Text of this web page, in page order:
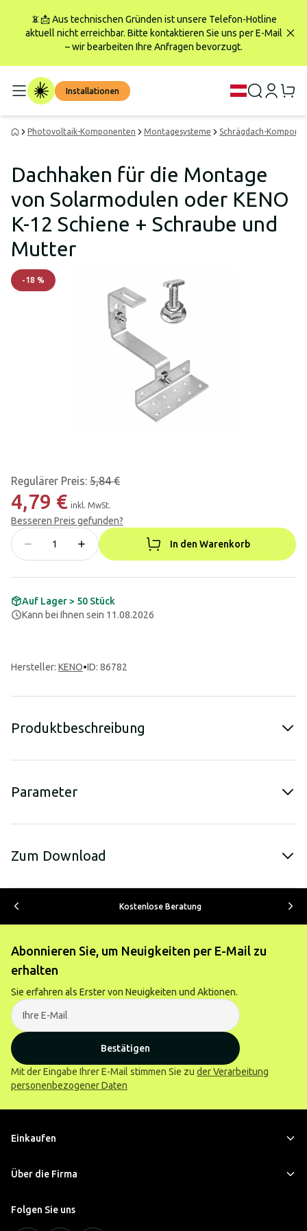
📵📩 Aus technischen Gründen ist unsere Telefon-Hotline
aktuell nicht erreichbar. Bitte kontaktieren Sie uns per E-Mail
– wir bearbeiten Ihre Anfragen bevorzugt.
Installationen
Photovoltaik-Komponenten Montagesysteme Schrägdach-
Dachhaken für die Montage
von Solarmodulen oder KENO
K-12 Schiene + Schraube und
Mutter
-18 %
Regulärer Preis: 5,84 €
4,79 € inkl. MwSt.
Besseren Preis gefunden?
In den Warenkorb
Auf Lager > 50 Stück
Kann bei Ihnen sein 11.08.2026
Hersteller: KENO•ID: 86782
Produktbeschreibung
Parameter
Zum Download
Kostenlose Beratung
Abonnieren Sie, um Neuigkeiten per E-Mail zu
erhalten
Sie erfahren als Erster von Neuigkeiten und Aktionen.
Bestätigen
Mit der Eingabe Ihrer E-Mail stimmen Sie zu der Verarbeitung
personenbezogener Daten
Einkaufen
Über die Firma
Folgen Sie uns